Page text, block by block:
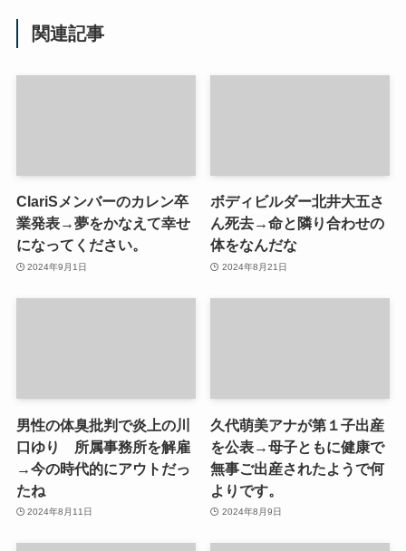
関連記事
ClariSメンバーのカレン卒
業発表→夢をかなえて幸せ
になってください。
2024年9月1日
ボディビルダー北井大五さ
ん死去→命と隣り合わせの
体をなんだな
2024年8月21日
男性の体臭批判で炎上の川
口ゆり 所属事務所を解雇
→今の時代的にアウトだっ
たね
2024年8月11日
久代萌美アナが第１子出産
を公表→母子ともに健康で
無事ご出産されたようで何
よりです。
2024年8月9日